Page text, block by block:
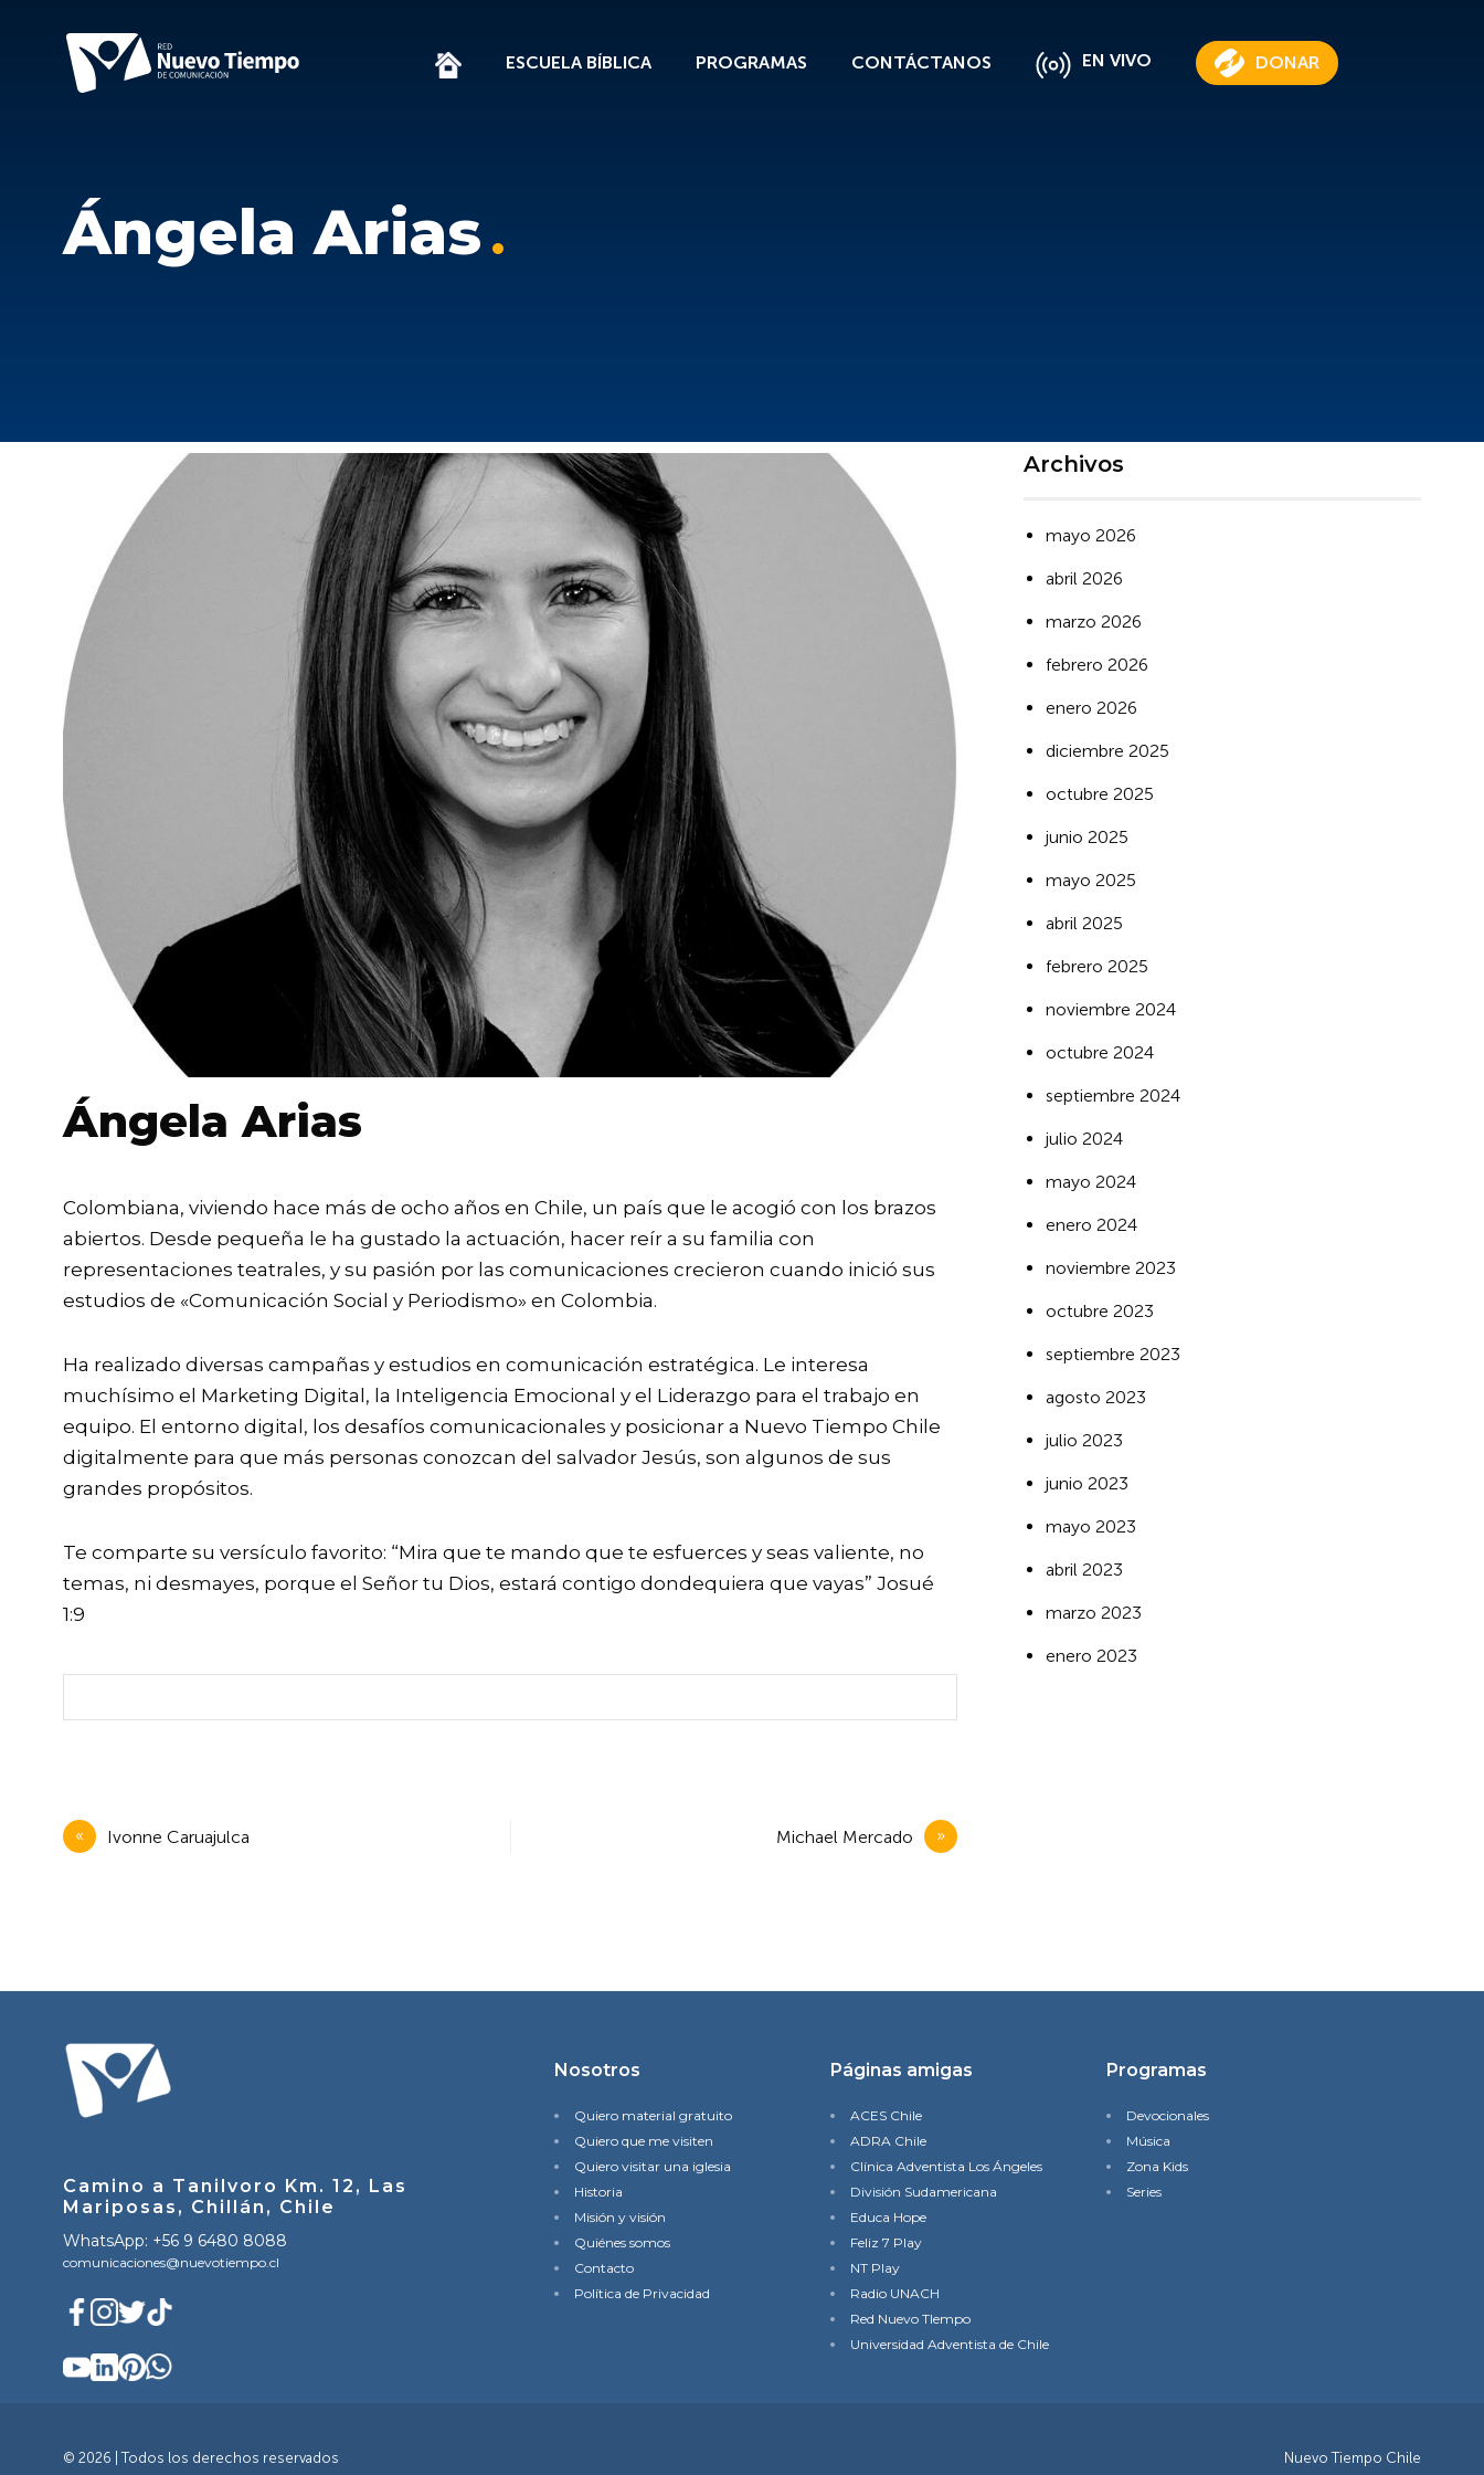
ESCUELA BÍBLICA PROGRAMAS CONTÁCTANOS EN VIVO DONAR
Ángela Arias
Ángela Arias
Colombiana, viviendo hace más de ocho años en Chile, un país que le acogió con los brazos
abiertos. Desde pequeña le ha gustado la actuación, hacer reír a su familia con
representaciones teatrales, y su pasión por las comunicaciones crecieron cuando inició sus
estudios de «Comunicación Social y Periodismo» en Colombia.
Ha realizado diversas campañas y estudios en comunicación estratégica. Le interesa
muchísimo el Marketing Digital, la Inteligencia Emocional y el Liderazgo para el trabajo en
equipo. El entorno digital, los desafíos comunicacionales y posicionar a Nuevo Tiempo Chile
digitalmente para que más personas conozcan del salvador Jesús, son algunos de sus
grandes propósitos.
Te comparte su versículo favorito: “Mira que te mando que te esfuerces y seas valiente, no
temas, ni desmayes, porque el Señor tu Dios, estará contigo dondequiera que vayas” Josué
1:9
Navegación
de
Ivonne Caruajulca Michael Mercado
Archivos
mayo 2026
abril 2026
marzo 2026
febrero 2026
enero 2026
diciembre 2025
octubre 2025
junio 2025
mayo 2025
abril 2025
febrero 2025
noviembre 2024
octubre 2024
septiembre 2024
julio 2024
mayo 2024
enero 2024
noviembre 2023
octubre 2023
septiembre 2023
agosto 2023
julio 2023
junio 2023
mayo 2023
abril 2023
marzo 2023
enero 2023
Camino a Tanilvoro Km. 12, Las
Mariposas, Chillán, Chile
WhatsApp: +56 9 6480 8088
comunicaciones@nuevotiempo.cl
Nosotros
Quiero material gratuito
Quiero que me visiten
Quiero visitar una iglesia
Historia
Misión y visión
Quiénes somos
Contacto
Política de Privacidad
Páginas amigas
ACES Chile
ADRA Chile
Clínica Adventista Los Ángeles
División Sudamericana
Educa Hope
Feliz 7 Play
NT Play
Radio UNACH
Red Nuevo TIempo
Universidad Adventista de Chile
Programas
Devocionales
Música
Zona Kids
Series
© 2026 | Todos los derechos reservados Nuevo Tiempo Chile